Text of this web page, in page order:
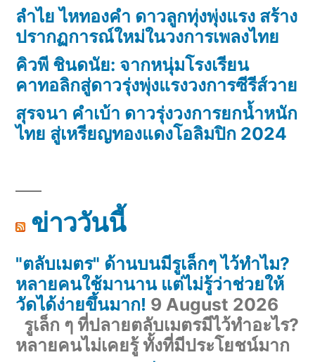
ลำไย ไหทองคำ ดาวลูกทุ่งพุ่งแรง สร้าง
ปรากฏการณ์ใหม่ในวงการเพลงไทย
คิวพี ชินดนัย: จากหนุ่มโรงเรียน
คาทอลิกสู่ดาวรุ่งพุ่งแรงวงการซีรีส์วาย
สุรจนา คำเบ้า ดาวรุ่งวงการยกน้ำหนัก
ไทย สู่เหรียญทองแดงโอลิมปิก 2024
ข่าววันนี้
"ตลับเมตร" ด้านบนมีรูเล็กๆ ไว้ทำไม?
หลายคนใช้มานาน แต่ไม่รู้ว่าช่วยให้
วัดได้ง่ายขึ้นมาก! 9 August 2026
รูเล็ก ๆ ที่ปลายตลับเมตรมีไว้ทำอะไร?
หลายคนไม่เคยรู้ ทั้งที่มีประโยชน์มาก